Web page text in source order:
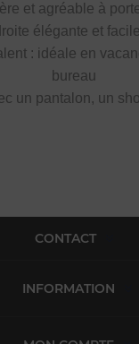
et agréable à
élégante et
: idéale en
bureau
un pantalon, un
CONTACT
INFORMATION